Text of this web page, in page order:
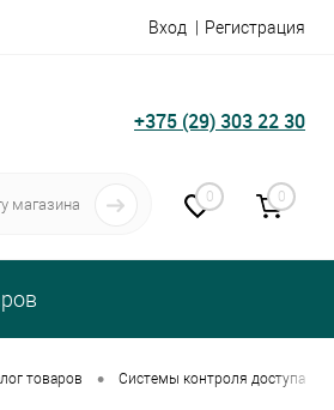
Вход Регистрация
+375 (29) 303 22 30
0 0
товаров • Системы контроля доступа